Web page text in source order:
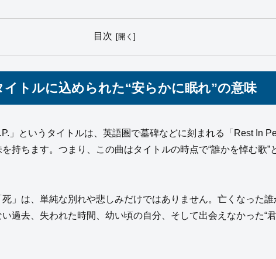
目次
イトルに込められた“安らかに眠れ”の意味
」というタイトルは、英語圏で墓碑などに刻まれる「Rest In
を持ちます。つまり、この曲はタイトルの時点で“誰かを悼む歌”
」は、単純な別れや悲しみだけではありません。亡くなった
過去、失われた時間、幼い頃の自分、そして出会えなかった“